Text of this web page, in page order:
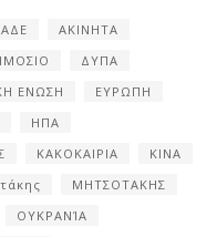
ΑΚΙΝΗΤΑ
ΔΥΠΑ
ΕΝΩΣΗ
ΕΥΡΩΠΗ
ΗΠΑ
ΚΑΚΟΚΑΙΡΙΑ
ΚΙΝΑ
ΜΗΤΣΟΤΑΚΗΣ
ΟΥΚΡΑΝΊΑ